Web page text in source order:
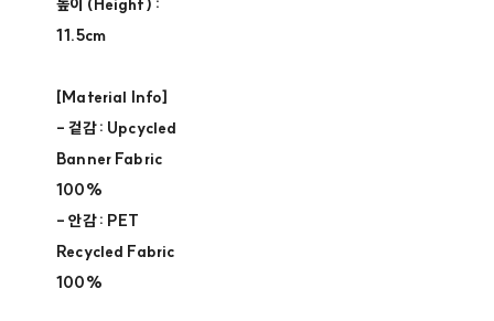
높이 (Height) :
11.5cm
[Material Info]
- 겉감 : Upcycled
Banner Fabric
100%
- 안감 : PET
Recycled Fabric
100%